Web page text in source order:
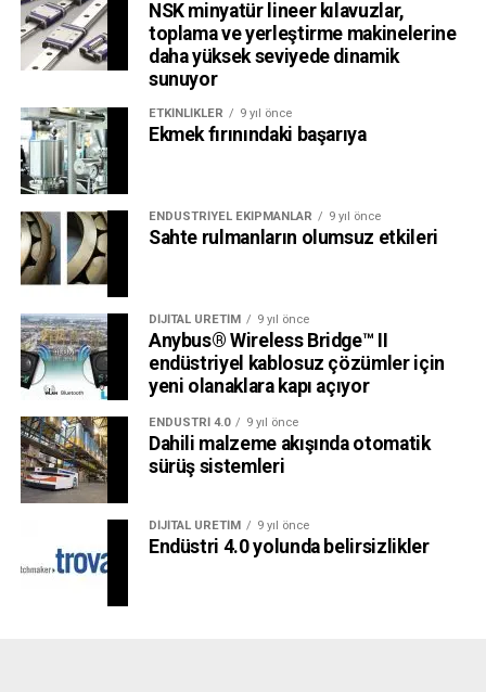
NSK minyatür lineer kılavuzlar,
toplama ve yerleştirme makinelerine
daha yüksek seviyede dinamik
sunuyor
ETKINLIKLER 9 yıl önce
Ekmek fırınındaki başarıya
ENDÜSTRIYEL EKIPMANLAR 9 yıl önce
Sahte rulmanların olumsuz etkileri
DIJITAL ÜRETIM 9 yıl önce
Anybus® Wireless Bridge™ II
endüstriyel kablosuz çözümler için
yeni olanaklara kapı açıyor
ENDÜSTRI 4.0 9 yıl önce
Dahili malzeme akışında otomatik
sürüş sistemleri
DIJITAL ÜRETIM 9 yıl önce
Endüstri 4.0 yolunda belirsizlikler